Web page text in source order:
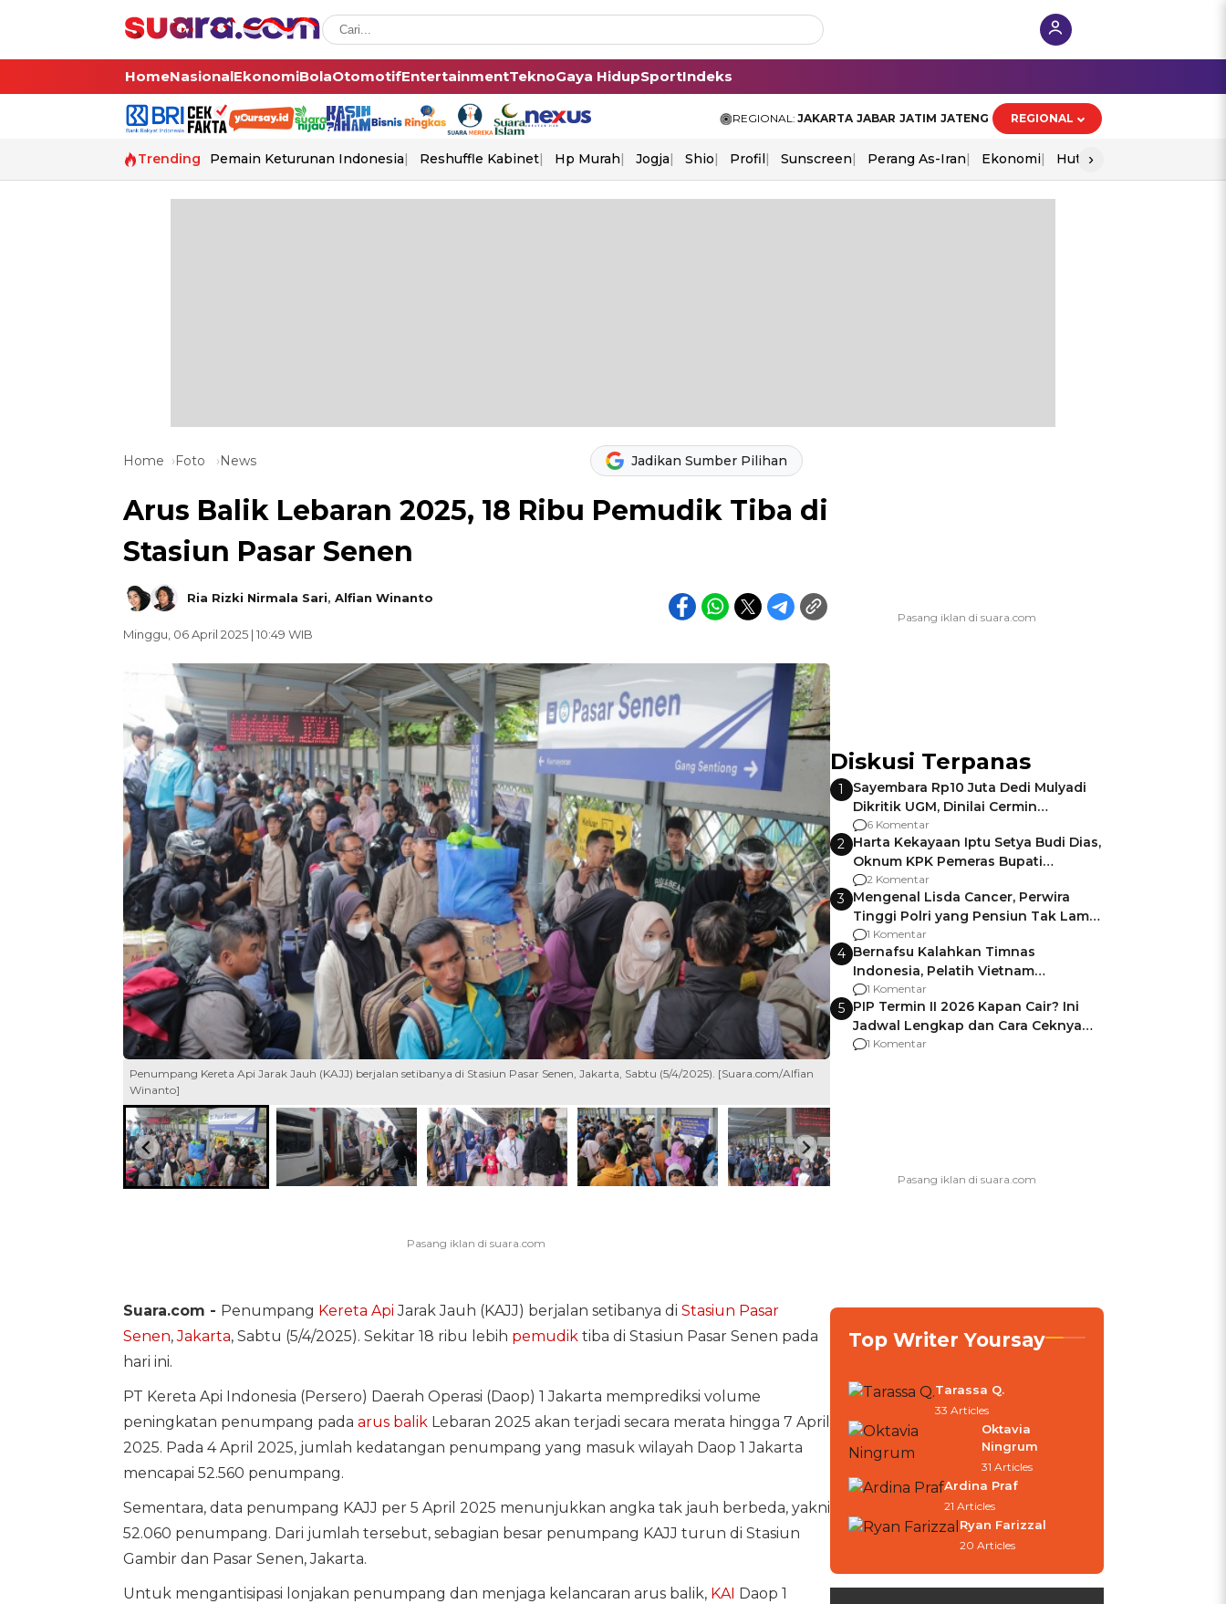
HomeNasionalEkonomiBolaOtomotifEntertainmentTeknoGaya HidupSportIndeks
REGIONAL: JAKARTA JABAR JATIM JATENG REGIONAL
Trending Pemain Keturunan Indonesia Reshuffle Kabinet Hp Murah Jogja Shio Profil Sunscreen Perang As-Iran Ekonomi Hut Ri
›
Home Foto News Jadikan Sumber Pilihan
Arus Balik Lebaran 2025, 18 Ribu Pemudik Tiba di
Stasiun Pasar Senen
Ria Rizki Nirmala Sari, Alfian Winanto
Minggu, 06 April 2025 | 10:49 WIB
Penumpang Kereta Api Jarak Jauh (KAJJ) berjalan setibanya di Stasiun Pasar Senen, Jakarta, Sabtu (5/4/2025). [Suara.com/Alfian
Winanto]
Suara.com - Penumpang Kereta Api Jarak Jauh (KAJJ) berjalan setibanya di Stasiun Pasar
Senen,Jakarta, Sabtu (5/4/2025). Sekitar 18 ribu lebih pemudiktiba di Stasiun Pasar Senen pada
hari ini.
PT Kereta Api Indonesia (Persero) Daerah Operasi (Daop) 1 Jakarta memprediksi volume
peningkatan penumpang pada arus balikLebaran 2025 akan terjadi secara merata hingga 7 April
2025. Pada 4 April 2025, jumlah kedatangan penumpang yang masuk wilayah Daop 1 Jakarta
mencapai 52.560 penumpang.
Sementara, data penumpang KAJJ per 5 April 2025 menunjukkan angka tak jauh berbeda, yakni
52.060 penumpang. Dari jumlah tersebut, sebagian besar penumpang KAJJ turun di Stasiun
Gambir dan Pasar Senen, Jakarta.
Untuk mengantisipasi lonjakan penumpang dan menjaga kelancaran arus balik, KAI Daop 1
Diskusi Terpanas
1
Sayembara Rp10 Juta Dedi Mulyadi
Dikritik UGM, Dinilai Cermin
Gagalnya Negara Jamin Keamanan
6 Komentar
2 Harta Kekayaan Iptu Setya Budi Dias,
Oknum KPK Pemeras Bupati
Pemalang
2 Komentar
3 Mengenal Lisda Cancer, Perwira
Tinggi Polri yang Pensiun Tak Lama
Usai Jadi Brigjen
1 Komentar
4 Bernafsu Kalahkan Timnas
Indonesia, Pelatih Vietnam
Berencana Pakai Jimat di Pakansari
1 Komentar
5 PIP Termin II 2026 Kapan Cair? Ini
Jadwal Lengkap dan Cara Ceknya
agar Dana Tidak Hangus!
1 Komentar
Top Writer Yoursay
Tarassa Q.
33 Articles
Oktavia
Ningrum
31 Articles
Ardina Praf
21 Articles
Ryan Farizzal
20 Articles